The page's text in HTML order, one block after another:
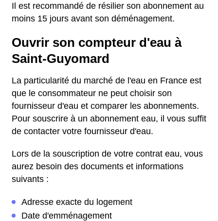
Il est recommandé de résilier son abonnement au
moins 15 jours avant son déménagement.
Ouvrir son compteur d'eau à
Saint-Guyomard
La particularité du marché de l'eau en France est
que le consommateur ne peut choisir son
fournisseur d'eau et comparer les abonnements.
Pour souscrire à un abonnement eau, il vous suffit
de contacter votre fournisseur d'eau.
Lors de la souscription de votre contrat eau, vous
aurez besoin des documents et informations
suivants :
Adresse exacte du logement
Date d'emménagement